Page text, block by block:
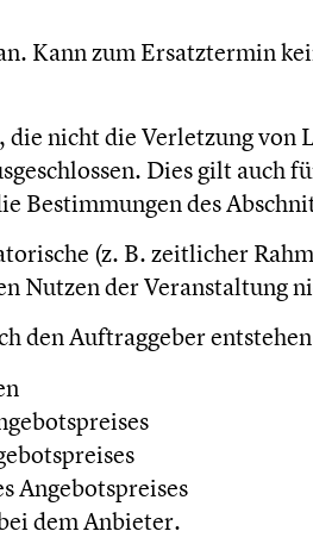
Kann zum Ersatztermin
nicht die Verletzung
Dies gilt auch
Bestimmungen des
(z. B. zeitlicher
Nutzen der Veranstaltung
den Auftraggeber
Angebotspreises
dem Anbieter.